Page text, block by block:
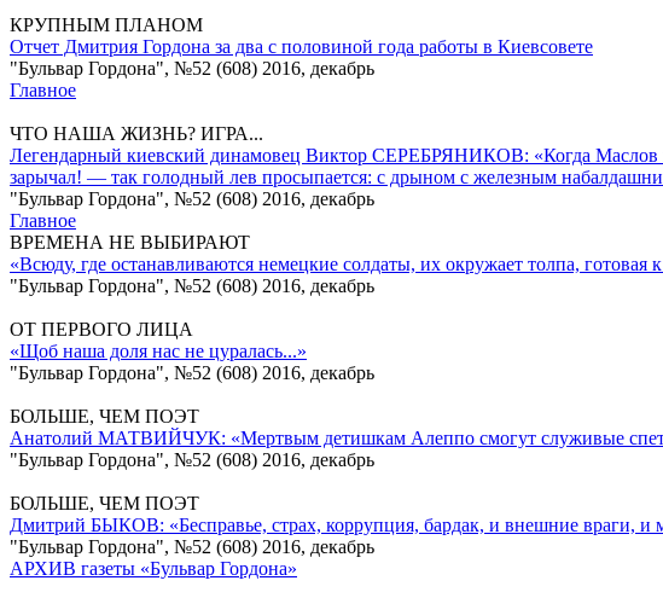
КРУПНЫМ ПЛАНОМ
Отчет Дмитрия Гордона за два с половиной года работы в Киевсовете
"Бульвар Гордона", №52 (608) 2016, декабрь
Главное
ЧТО НАША ЖИЗНЬ? ИГРА...
Легендарный киевский динамовец­ Виктор СЕРЕБРЯНИКОВ: «Когда Маслов
зарычал! — так голодный лев просыпается: с дрыном с железным
"Бульвар Гордона", №52 (608) 2016, декабрь
Главное
ВРЕМЕНА НЕ ВЫБИРАЮТ
«Всюду, где останавливаются немецкие солдаты, их окружает толпа, готовая
"Бульвар Гордона", №52 (608) 2016, декабрь
ОТ ПЕРВОГО ЛИЦА
«Щоб наша доля нас не цуралась...»
"Бульвар Гордона", №52 (608) 2016, декабрь
БОЛЬШЕ, ЧЕМ ПОЭТ
Анатолий МАТВИЙЧУК: «Мертвым детишкам Алеппо смогут служивые
"Бульвар Гордона", №52 (608) 2016, декабрь
БОЛЬШЕ, ЧЕМ ПОЭТ
Дмитрий БЫКОВ: «Бесправье, страх, коррупция, бардак, и внешние враги, и
"Бульвар Гордона", №52 (608) 2016, декабрь
АРХИВ газеты «Бульвар Гордона»